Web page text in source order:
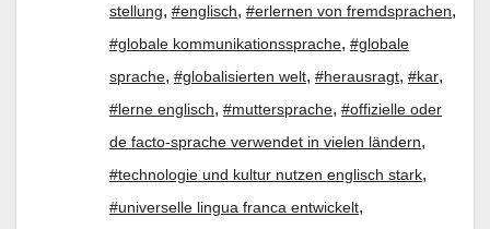
stellung, #englisch, #erlernen von fremdsprachen,
#globale kommunikationssprache, #globale
sprache, #globalisierten welt, #herausragt, #kar,
#lerne englisch, #muttersprache, #offizielle oder
de facto-sprache verwendet in vielen ländern,
#technologie und kultur nutzen englisch stark,
#universelle lingua franca entwickelt,